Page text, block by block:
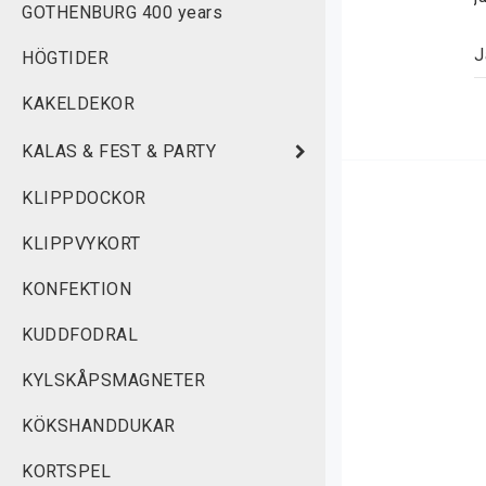
GOTHENBURG 400 years
HÖGTIDER
KAKELDEKOR
KALAS & FEST & PARTY
KLIPPDOCKOR
KLIPPVYKORT
KONFEKTION
KUDDFODRAL
KYLSKÅPSMAGNETER
KÖKSHANDDUKAR
KORTSPEL